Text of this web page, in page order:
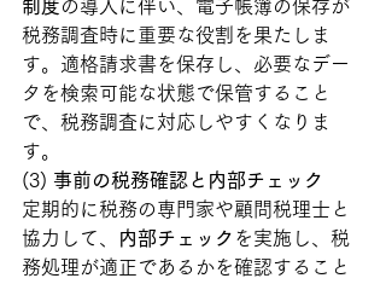
制度の導入に伴い、電子帳簿の保存が
税務調査時に重要な役割を果たしま
す。適格請求書を保存し、必要なデー
タを検索可能な状態で保管すること
で、税務調査に対応しやすくなりま
す。
(3) 事前の税務確認と内部チェック
定期的に税務の専門家や顧問税理士と
協力して、
内部チェック を実施し、税
務処理が適正であるかを確認すること